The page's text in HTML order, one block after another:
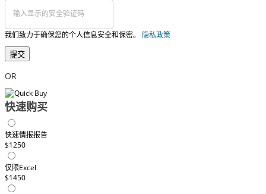
我们致力于确保您的个人信息安全和保密。 隐私政策
提交
OR
快速购买
快速情报报告
$1250
仅限Excel
$1450